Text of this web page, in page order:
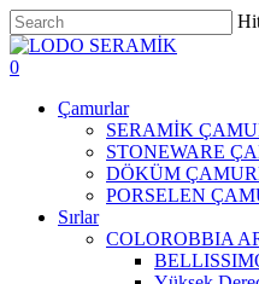
Skip
to
main
Close
Search
search
account
0
Çamurlar
SERAMİK
STONEWARE
DÖKÜM
PORSELEN
Sırlar
COLOROBBIA